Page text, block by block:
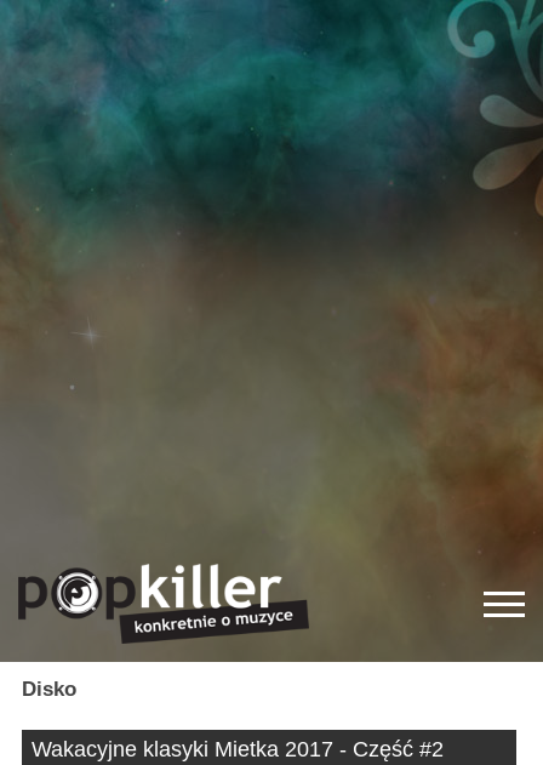
Disko
Wakacyjne klasyki Mietka 2017 - Część #2